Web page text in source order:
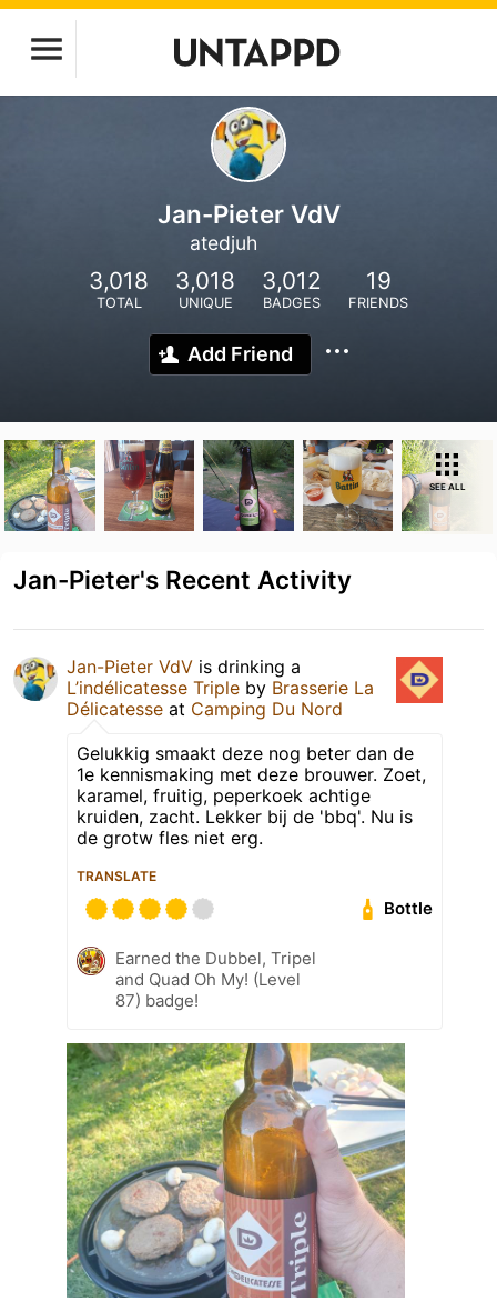
Jan-Pieter VdV
atedjuh
3,018
TOTAL
3,018
UNIQUE
3,012
BADGES
19
FRIENDS
Add Friend
SEE ALL
Jan-Pieter's Recent Activity
Jan-Pieter VdV is drinking a
L’indélicatesse Triple by Brasserie La
Délicatesse at Camping Du Nord
Gelukkig smaakt deze nog beter dan de
1e kennismaking met deze brouwer. Zoet,
karamel, fruitig, peperkoek achtige
kruiden, zacht. Lekker bij de 'bbq'. Nu is
de grotw fles niet erg.
TRANSLATE
Bottle
Earned the Dubbel, Tripel
and Quad Oh My! (Level
87) badge!